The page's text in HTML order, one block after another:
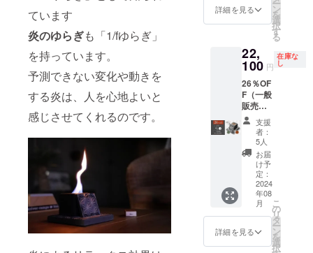
ています
炎のゆらぎも「1/fゆらぎ」
を持っています。
予測できない変化や動きを
する炎は、人を心地よいと
感じさせてくれるのです。
菊間町
の伝統
使った
卓上焚
火台 忙
しい毎
日の癒
しアイ
テム、
災害時
の備え
にも使
える。
閉じる
使った
日の癒
しアイ
災害時
の備え
にも使
える。
色、陽
土色、
容】 ・
本体×１
・土台×
１ ・火
消蓋
（コー
ス
ター）×
１ ・木
箱×１
愛媛県
今治市
菊間町
の伝統
工芸菊
間瓦を
使った
詳細を見る ー
ン
を
選
択
す
る
22,
100 円
在庫な
し
26％OF
F（一般
販売予
定価格
30,000
⇒22,10
0円）消
費税・
配送料
込み カ
ラー：
鍛黒
色、陽
土色、
支援
者：
5人
お届
け予
定：
2024
年08
月
詳細を見る
こ
の
リ
タ
ー
ン
を
選
択